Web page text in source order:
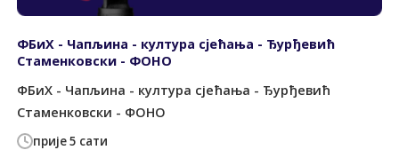
прије 5 сати
ФБиХ - Чапљина - култура сјећања - Ђурђевић
Стаменковски - ФОНО
ФБиХ - Чапљина - култура сјећања - Ђурђевић
Стаменковски - ФОНО